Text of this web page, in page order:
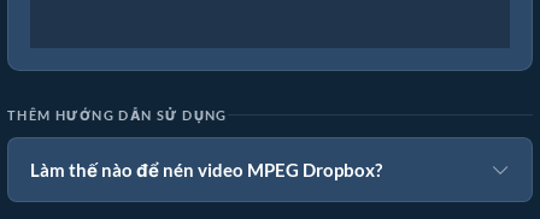
THÊM HƯỚNG DẪN SỬ DỤNG
Làm thế nào để nén video MPEG Dropbox?